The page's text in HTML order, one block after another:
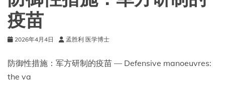
是
疫苗
2026年4月4日 孟胜利 医学博士
防御性措施：军方研制的疫苗 — Defensive manoeuvres:
the va